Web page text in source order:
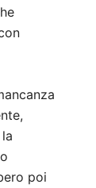
poi